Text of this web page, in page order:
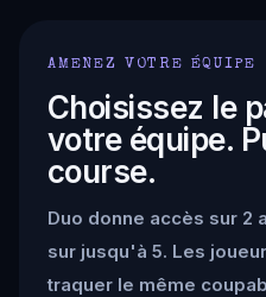
AMENEZ VOTRE ÉQUIPE
Choisissez le
votre équipe.
course.
Duo donne accès sur 2
sur jusqu'à 5. Les
traquer le même